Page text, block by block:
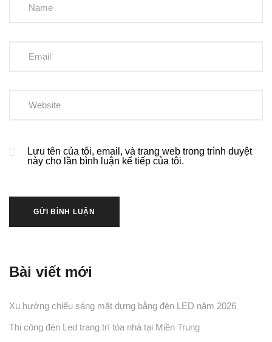
Lưu tên của tôi, email, và trang web trong trình duyệt
này cho lần bình luận kế tiếp của tôi.
Bài viết mới
Xu hướng chiếu sáng mặt dựng bằng đèn LED năm 2026
Thi công đèn Led trang trí tòa nhà tại Miền Trung